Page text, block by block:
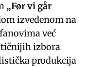
„Før vi går
izvedenom na
već
izbora
produkcija